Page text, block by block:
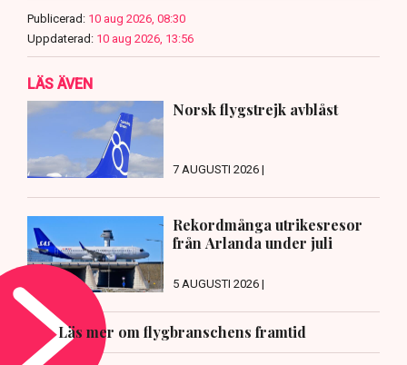
Publicerad: 10 aug 2026, 08:30
Uppdaterad: 10 aug 2026, 13:56
LÄS ÄVEN
Norsk flygstrejk avblåst
7 AUGUSTI 2026 |
Rekordmånga utrikesresor
från Arlanda under juli
5 AUGUSTI 2026 |
Läs mer om flygbranschens framtid